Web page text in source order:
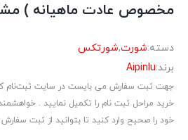
مخصوص عادت ماهیانه )
دسته:شورت,شورتکس
برند:Aipinlu
جهت ثبت سفارش می بایست در سایت ثبت‌نام
خرید مراحل ثبت نام را تکمیل نمایید .
خود را صحیح وارد کنید تا بتوانید از ثبت